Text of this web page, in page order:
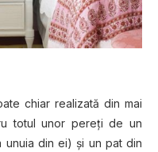
chiar realizată din mai
totul unor pereți de un
unuia din ei) și un pat din